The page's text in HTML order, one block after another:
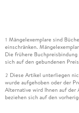
1 Mängelexemplare sind
einschränken.
Die frühere
sich auf den gebundenen
2 Diese Artikel unterliegen
wurde aufgehoben oder der
Alternative wird Ihnen auf der
beziehen sich auf den